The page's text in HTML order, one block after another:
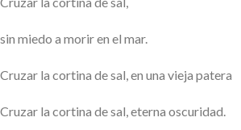
sin miedo a morir en el mar.
Cruzar la cortina de sal, en una vieja patera
Cruzar la cortina de sal, eterna oscuridad.